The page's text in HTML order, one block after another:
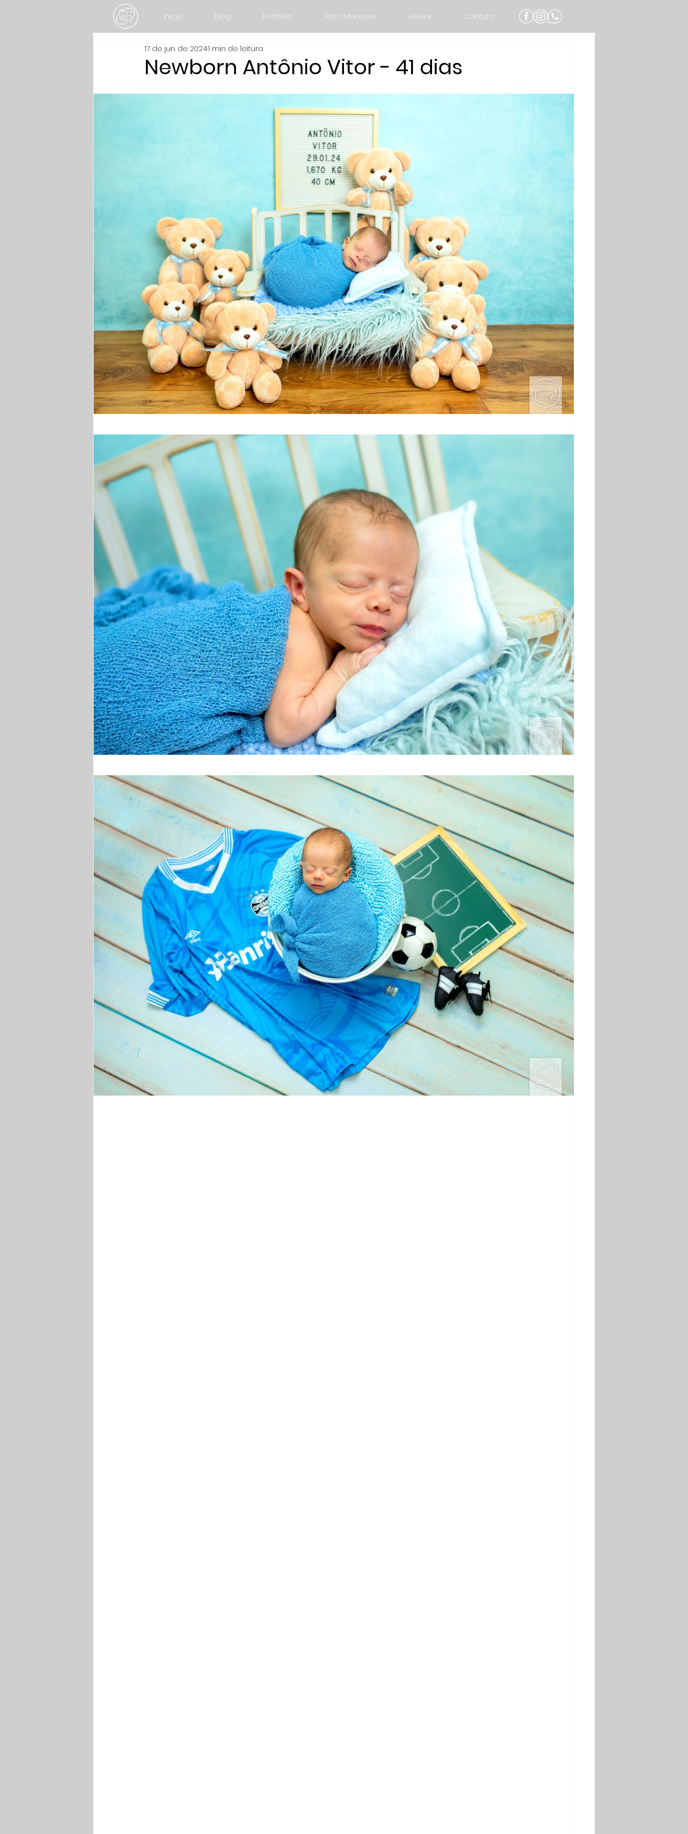
Início Blog Portfólio Para Mamães eBook Contato
Tags: mundo novo fotografia, mundo novo, mundo novo newborn, mundo novo caxias do
sul,
mundo novo serra gaúcha, newborn, newborn caxias, newborn caxias do sul, new born, new
born caxias do sul, newborn são marcos, newborn farroupilha, newborn bento gonçalves,
newborn nova petrópolis, newborn gramado, newborn farroupilha, newborn flores da cunha,
newborn vacaria, newborn antonio prado, newborn garibaldi, newborn serra gaúcha, serra
gaúcha, fotografia recém-nascido, recém-nascido caxias do sul, fotografia caxias do sul,
fotógrafo caxias do sul, estúdio caxias do sul, studio caxias, gestante caxias do sul,
foto de gestante caxias, grávida caxias do sul, gestantes serra gaúcha, bebês caxias do
sul, ensaio recem nascido, bebes caxias do sul, workshop newborn, workshop mundo do
newborn, mundo do newborn, fotografia infantil caxias do sul, fotografo serra gaucha,
estudio fotografico caxias do sul, abfrn, associado abfrn. associação brasileira de
recém-nascidos, newborn arco iris, bebe arco iris, newborn responsável eu faço,
fotografia recém-nascido serra gaúcha, gustavo scain zardo, cláudia magrin, revista
requinte kids e teen, revista requinte, revista afrodite, revista fhox, maternidade
caxias do sul, berçário caxias do sul, ala materno infatil unimed caxias do sul,
berçário unimed caxias, berçário pompéia, smash cake caxias, ensaio smash cake, ensaio
cake smash, smash fruit, ensaio smash fruit, ensaio gestante caxias, chateau lacave
caxias, foto de acompanhamento, ideia de fotografia mensal, ensaio de família, foto em
família, aniversário infantil caxias do sul, foto de aniversário.
Newborn Antônio Vitor - 41 dias
17 de jun. de 20241 min de leitura